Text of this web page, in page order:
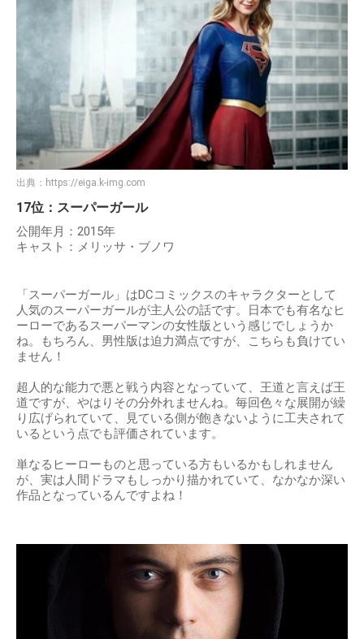
出典： https://eiga.k-img.com
17位：スーパーガール
公開年月：2015年
キャスト：メリッサ・ブノワ
「スーパーガール」はDCコミックスのキャラクターとして
人気のスーパーガールが主人公の話です。日本でも有名なヒ
ーローであるスーパーマンの女性版という感じでしょうか
ね。もちろん、男性版は迫力満点ですが、こちらも負けてい
ません！
超人的な能力で悪と戦う内容となっていて、王道と言えば王
道ですが、やはりその分外れませんね。毎回色々な展開が繰
り広げられていて、見ている側が飽きないように工夫されて
いるという点でも評価されています。
単なるヒーローものと思っている方もいるかもしれません
が、実は人間ドラマもしっかり描かれていて、なかなか深い
作品となっているんですよね！